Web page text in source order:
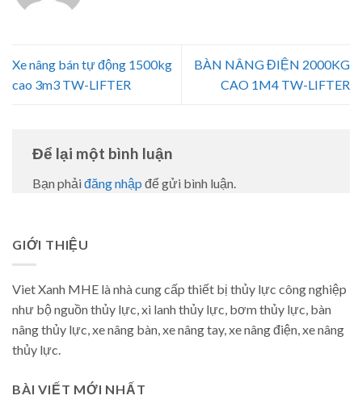
Xe nâng bán tự động 1500kg
cao 3m3 TW-LIFTER
BÀN NÂNG ĐIỆN 2000KG
CAO 1M4 TW-LIFTER
Để lại một bình luận
Bạn phải đăng nhập để gửi bình luận.
GIỚI THIỆU
Viet Xanh MHE là nhà cung cấp thiết bị thủy lực công nghiệp
như bộ nguồn thủy lực, xi lanh thủy lực, bơm thủy lực, bàn
nâng thủy lực, xe nâng bàn, xe nâng tay, xe nâng điện, xe nâng
thủy lực.
BÀI VIẾT MỚI NHẤT